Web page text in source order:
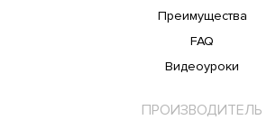
Преимущества
FAQ
Видеоуроки
ПРОИЗВОДИТЕЛЬ